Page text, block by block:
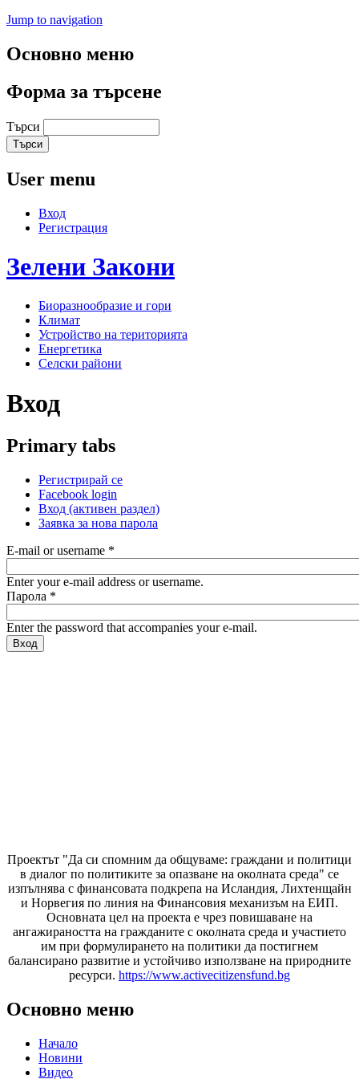
Jump to navigation
Основно меню
Форма за търсене
Търси
User menu
Вход
Регистрация
Зелени Закони
Биоразнообразие и гори
Климат
Устройство на територията
Енергетика
Селски райони
Вход
Primary tabs
Регистрирай се
Facebook login
Вход (активен раздел)
Заявка за нова парола
E-mail or username *
Enter your e-mail address or username.
Парола *
Enter the password that accompanies your e-mail.
Проектът "Да си спомним да общуваме: граждани и политици
в диалог по политиките за опазване на околната среда" се
изпълнява с финансовата подкрепа на Исландия, Лихтенщайн
и Норвегия по линия на Финансовия механизъм на ЕИП.
Основната цел на проекта е чрез повишаване на
ангажираността на гражданите с околната среда и участието
им при формулирането на политики да постигнем
балансирано развитие и устойчиво използване на природните
ресурси. https://www.activecitizensfund.bg
Основно меню
Начало
Новини
Видео